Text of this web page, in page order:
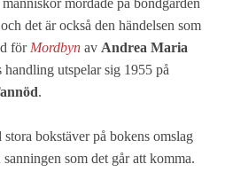
mördade på bondgården
och det är också den händelsen som
för Mordbyn av Andrea Maria
handling utspelar sig 1955 på
.
bokstäver på bokens omslag
som det går att komma.